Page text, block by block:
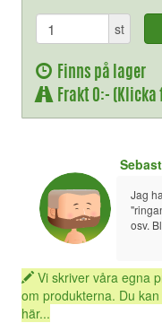
st
Finns på lager
Frakt 0:- (Klicka
Jag
osv.
rätt
Vi skriver våra egna
om produkterna. Du
här...